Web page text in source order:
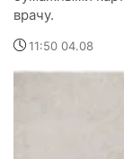
врачу.
11:50 04.08